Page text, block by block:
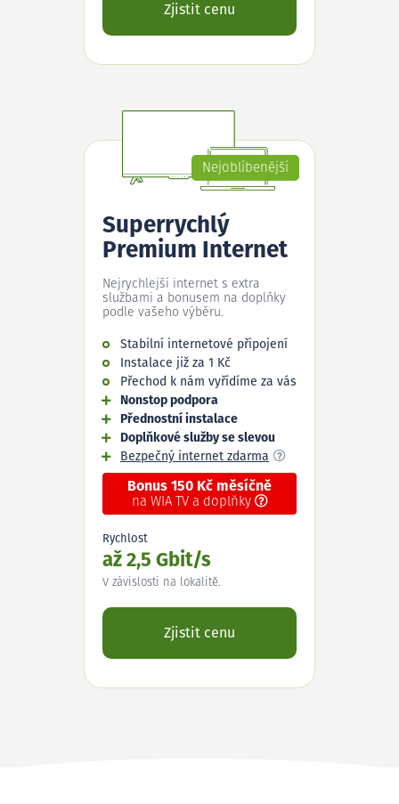
Zjistit cenu
Nejoblíbenější
Superrychlý
Premium Internet
Nejrychlejší internet s extra
službami a bonusem na doplňky
podle vašeho výběru.
Stabilní internetové připojení
Instalace již za 1 Kč
Přechod k nám vyřídíme za vás
Nonstop podpora
Přednostní instalace
Doplňkové služby se slevou
Bezpečný internet zdarma
Bonus 150 Kč měsíčně
na WIA TV a doplňky
Rychlost
až 2,5 Gbit/s
V závislosti na lokalitě.
Zjistit cenu